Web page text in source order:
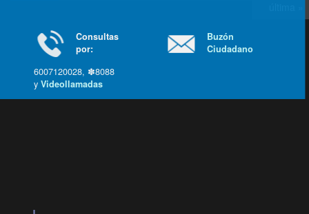
Consultas
por:
6007120028, ✽8088
yVideollamadas
Buzón
Ciudadano